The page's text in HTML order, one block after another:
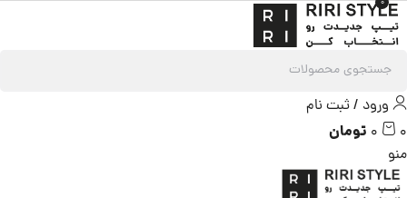
ورود / ثبت نام
0
0 تومان
منو